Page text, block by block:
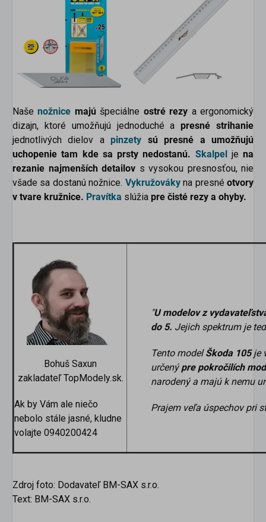
Našenožnice majú špeciálne ostré rezy a ergonomický
dizajn, ktoré umožňujú jednoduché a presné strihanie
jednotlivých dielov a pinzety sú presné a umožňujú
uchopenie tam kde sa prsty nedostanú. Skalpel je na
rezanie najmenších detailov s vysokou presnosťou, nie
všade sa dostanú nožnice. Vykružováky na presnéotvory
v tvare kružnice. Pravítka slúžia pre čisté rezy a ohyby.
Bohuš Saxun
zakladateľ TopModely.sk.
Ak by Vám ale niečo
nebolo stále jasné, kludne
volajte 0940200424
"U modelov z
do 5. Jejich spektrum je
Tento modelŠkoda 105je
určenýpre pokročilích
narodený a majú k nemu
Prajem veľa úspechov pri
Zdroj foto: Dodavateľ BM-SAX s.r.o.
Text: BM-SAX s.r.o.